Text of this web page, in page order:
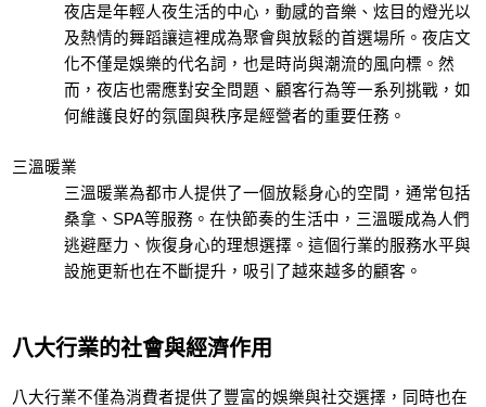
夜店是年輕人夜生活的中心，動感的音樂、炫目的燈光以
及熱情的舞蹈讓這裡成為聚會與放鬆的首選場所。夜店文
化不僅是娛樂的代名詞，也是時尚與潮流的風向標。然
而，夜店也需應對安全問題、顧客行為等一系列挑戰，如
何維護良好的氛圍與秩序是經營者的重要任務。
三溫暖業
三溫暖業為都市人提供了一個放鬆身心的空間，通常包括
桑拿、SPA等服務。在快節奏的生活中，三溫暖成為人們
逃避壓力、恢復身心的理想選擇。這個行業的服務水平與
設施更新也在不斷提升，吸引了越來越多的顧客。
八大行業的社會與經濟作用
八大行業不僅為消費者提供了豐富的娛樂與社交選擇，同時也在